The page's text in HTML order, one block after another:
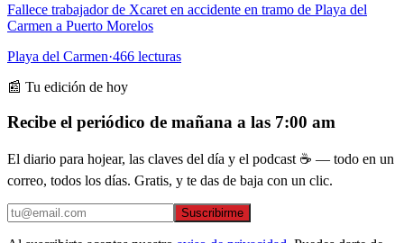
Fallece trabajador de Xcaret en accidente en tramo de Playa del
Carmen a Puerto Morelos
Playa del Carmen·466 lecturas
📰 Tu edición de hoy
Recibe el periódico de mañana a las 7:00 am
El diario para hojear, las claves del día y el podcast ☕ — todo en un
correo, todos los días. Gratis, y te das de baja con un clic.
Suscribirme